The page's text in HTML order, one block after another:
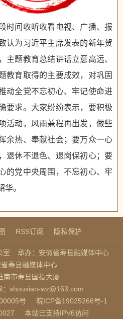
间收听收看电视、广播、报
认为习近平主席发表的新年贺
主题教育总结讲话立意高远、
教育取得的主要成效，对巩固
动全党不忘初心、牢记使命进
要求。大家纷纷表示，要积极
活动，风雨兼程再出发，做些
余热、奉献社会；要万众一心
退休不退色、退岗保初心；要
的党中央周围，不忘初心、牢
。
RSS订阅 隐私保护
室
承办：安徽省寿县融媒体中心
寿县融媒体中心
南市寿县国投大厦
：shouxian-wz@163.com
号
皖ICP备19025266号-1
本站已支持IPV6访问